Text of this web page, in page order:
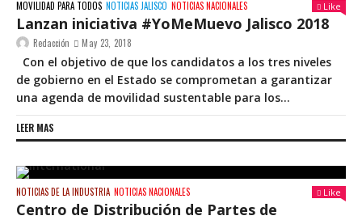
MOVILIDAD PARA TODOS NOTICIAS JALISCO NOTICIAS NACIONALES Like
Lanzan iniciativa #YoMeMuevo Jalisco 2018
Redacción May 23, 2018
Con el objetivo de que los candidatos a los tres niveles
de gobierno en el Estado se comprometan a garantizar
una agenda de movilidad sustentable para los...
LEER MAS
NOTICIAS DE LA INDUSTRIA NOTICIAS NACIONALES Like
Centro de Distribución de Partes de